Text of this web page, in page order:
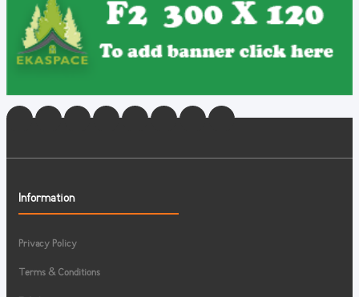
Information
Privacy Policy
Terms & Conditions